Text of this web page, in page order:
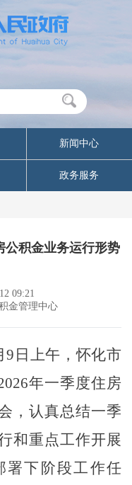
新闻中心
政务服务
公积金业务运行形势
09:21
金管理中心
9日 上午 ，怀化市
年一季度住房
，认真总结一季
和重点工作开展
署下阶段工作任